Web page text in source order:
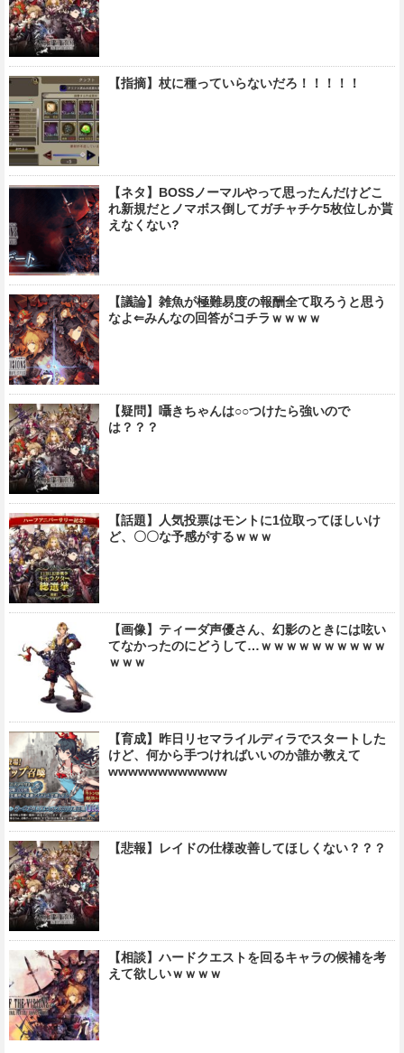
【指摘】杖に種っていらないだろ！！！！！
【ネタ】BOSSノーマルやって思ったんだけどこ
れ新規だとノマボス倒してガチャチケ5枚位しか貰
えなくない?
【議論】雑魚が極難易度の報酬全て取ろうと思う
なよ⇐みんなの回答がコチラｗｗｗｗ
【疑問】囁きちゃんは○○つけたら強いので
は？？？
【話題】人気投票はモントに1位取ってほしいけ
ど、〇〇な予感がするｗｗｗ
【画像】ティーダ声優さん、幻影のときには呟い
てなかったのにどうして…ｗｗｗｗｗｗｗｗｗｗ
ｗｗｗ
【育成】昨日リセマライルディラでスタートした
けど、何から手つければいいのか誰か教えて
wwwwwwwwwwww
【悲報】レイドの仕様改善してほしくない？？？
【相談】ハードクエストを回るキャラの候補を考
えて欲しいｗｗｗｗ